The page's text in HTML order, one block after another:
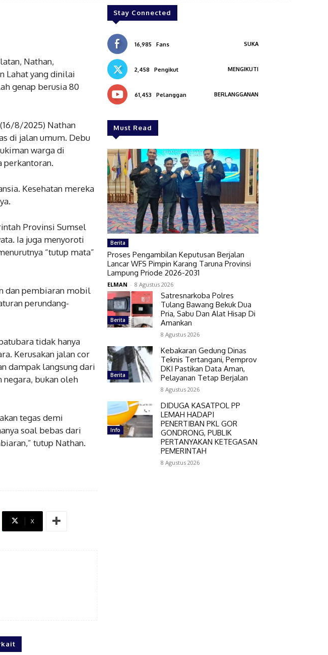
Nathan,
Lahat yang dinilai
genap berusia 80
8/2025) Nathan
di jalan umum. Debu
warga di
perkantoran.
Kesehatan mereka
Provinsi Sumsel
Ia juga menyoroti
“tutup mata”
dan pembiaran mobil
perundang-
tidak hanya
Kerusakan jalan cor
dampak langsung dari
bukan oleh
tegas demi
soal bebas dari
tutup Nathan.
X
Stay Connected
16,985 Fans SUKA
2,458 Pengikut MENGIKUTI
61,453 Pelanggan BERLANGGANAN
Must Read
Berita
Proses Pengambilan Keputusan Berjalan
Lancar WFS Pimpin Karang Taruna Provinsi
Lampung Priode 2026-2031
ELMAN - 8 Agustus 2026
Berita
Satresnarkoba Polres
Tulang Bawang Bekuk Dua
Pria, Sabu Dan Alat Hisap Di
Amankan
8 Agustus 2026
Berita
Kebakaran Gedung Dinas
Teknis Tertangani, Pemprov
DKI Pastikan Data Aman,
Pelayanan Tetap Berjalan
8 Agustus 2026
Info
DIDUGA KASATPOL PP
LEMAH HADAPI
PENERTIBAN PKL GOR
GONDRONG, PUBLIK
PERTANYAKAN KETEGASAN
PEMERINTAH
8 Agustus 2026